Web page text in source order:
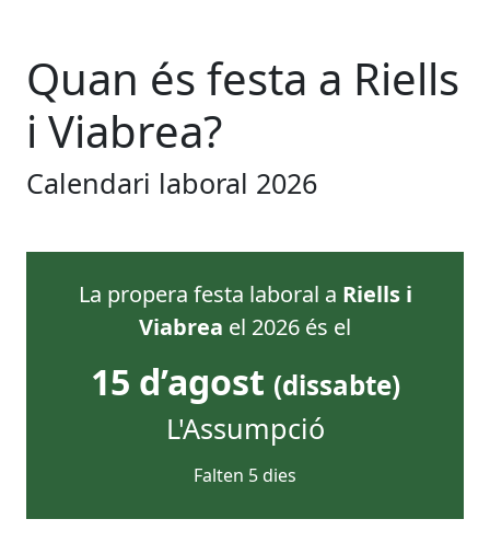
Quan és festa a Riells
i Viabrea?
Calendari laboral 2026
La propera festa laboral a Riells i
Viabrea el 2026 és el
15 d’agost (dissabte)
L'Assumpció
Falten 5 dies